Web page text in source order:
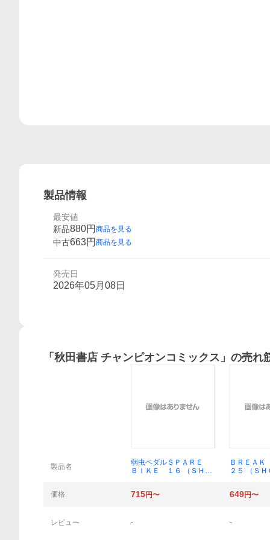
製品情報
最安値
新品880円 商品を見る
中古663円 商品を見る
発売日
2026年05月08日
「 秋田書店 チャンピオンコミックス 」の売れ
製品名
弱虫ペダルＳＰＡＲＥ
ＢＩＫＥ １６ （ＳＨＯ
航／著
ＢＲＥＡ
２５ （Ｓ
価格 715円〜 649円〜
レビュー - -